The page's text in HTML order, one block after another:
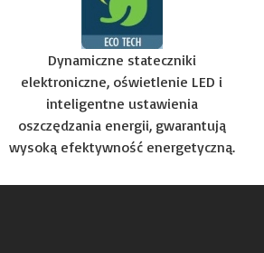
Dynamiczne stateczniki
elektroniczne, oświetlenie LED i
inteligentne ustawienia
oszczędzania energii, gwarantują
wysoką efektywność energetyczną.